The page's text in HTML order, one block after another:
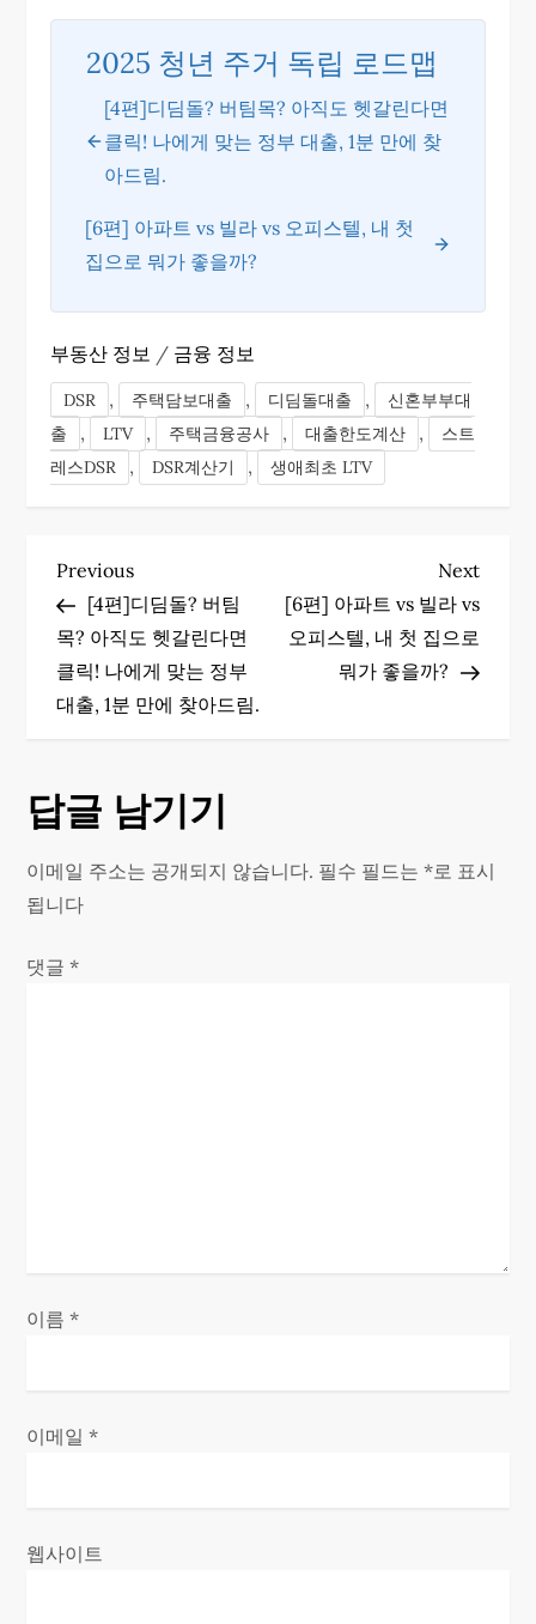
2025 청년 주거 독립 로드맵
[4편]디딤돌? 버팀목? 아직도 헷갈린다면
클릭! 나에게 맞는 정부 대출, 1분 만에 찾
아드림.
[6편] 아파트 vs 빌라 vs 오피스텔, 내 첫
집으로 뭐가 좋을까?
부동산 정보 / 금융 정보
DSR , 주택담보대출 , 디딤돌대출 ,
신혼부부대
출
, LTV , 주택금융공사 , 대출한도계산 ,
스트
레스DSR
, DSR계산기 , 생애최초 LTV
글
탐
색
Previous
Post
Previous
[4편]디딤돌? 버팀
목? 아직도 헷갈린다면
클릭! 나에게 맞는 정부
대출, 1분 만에 찾아드림.
Next
Post
Next
[6편] 아파트 vs 빌라 vs
오피스텔, 내 첫 집으로
뭐가 좋을까?
답글 남기기
이메일 주소는 공개되지 않습니다. 필수 필드는*로 표시
됩니다
댓글*
이름*
이메일*
웹사이트